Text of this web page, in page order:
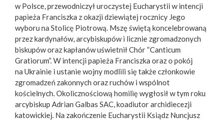
w Polsce, przewodniczył uroczystej Eucharystii w intencji
papieża Franciszka z okazji dziewiątej rocznicy Jego
wyboru na Stolicę Piotrową. Mszę świętą koncelebrowaną
przez kardynałów, arcybiskupów i licznie zgromadzonych
biskupów oraz kapłanów uświetnił Chór “Canticum
Gratiorum”. W intencji papieża Franciszka oraz o pokój
na Ukrainie i ustanie wojny modlili się także członkowie
zgromadzeń zakonnych oraz ruchów i wspólnot
kościelnych. Okolicznościową homilię wygłosił w tym roku
arcybiskup Adrian Galbas SAC, koadiutor archidiecezji
katowickiej. Na zakończenie Eucharystii Ksiądz Nuncjusz